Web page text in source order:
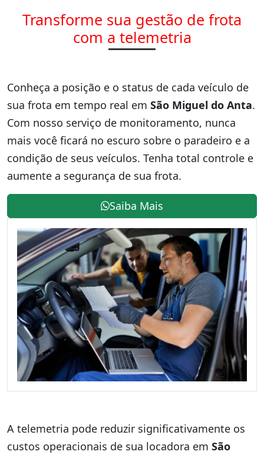
Transforme sua gestão de frota
com a telemetria
Conheça a posição e o status de cada veículo de
sua frota em tempo real em São Miguel do Anta.
Com nosso serviço de monitoramento, nunca
mais você ficará no escuro sobre o paradeiro e a
condição de seus veículos. Tenha total controle e
aumente a segurança de sua frota.
Saiba Mais
A telemetria pode reduzir significativamente os
custos operacionais de sua locadora em São